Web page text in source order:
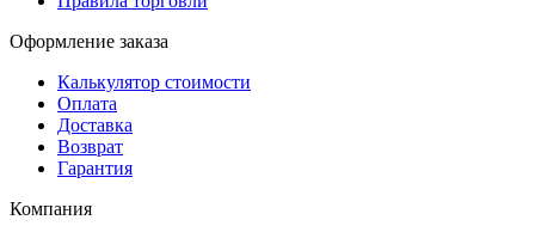
Оформление заказа
Калькулятор стоимости
Оплата
Доставка
Возврат
Гарантия
Компания